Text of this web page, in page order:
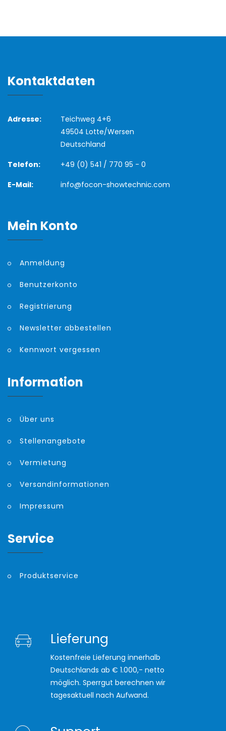
Kontaktdaten
Adresse:
Teichweg 4+6
49504 Lotte/Wersen
Deutschland
Telefon:
+49 (0) 541 / 770 95 - 0
E-Mail:
info@focon-showtechnic.com
Mein Konto
Anmeldung
Benutzerkonto
Registrierung
Newsletter abbestellen
Kennwort vergessen
Information
Über uns
Stellenangebote
Vermietung
Versandinformationen
Impressum
Service
Produktservice
Lieferung
Kostenfreie Lieferung innerhalb
Deutschlands ab € 1.000,- netto
möglich. Sperrgut berechnen wir
tagesaktuell nach Aufwand.